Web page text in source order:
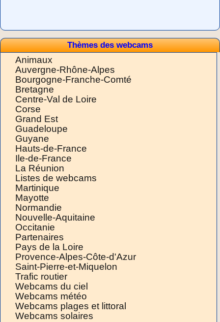
Thèmes des webcams
Animaux
Auvergne-Rhône-Alpes
Bourgogne-Franche-Comté
Bretagne
Centre-Val de Loire
Corse
Grand Est
Guadeloupe
Guyane
Hauts-de-France
Ile-de-France
La Réunion
Listes de webcams
Martinique
Mayotte
Normandie
Nouvelle-Aquitaine
Occitanie
Partenaires
Pays de la Loire
Provence-Alpes-Côte-d'Azur
Saint-Pierre-et-Miquelon
Trafic routier
Webcams du ciel
Webcams météo
Webcams plages et littoral
Webcams solaires